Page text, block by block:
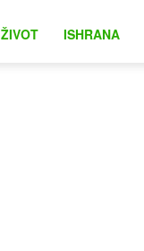
ŽIVOT ISHRANA